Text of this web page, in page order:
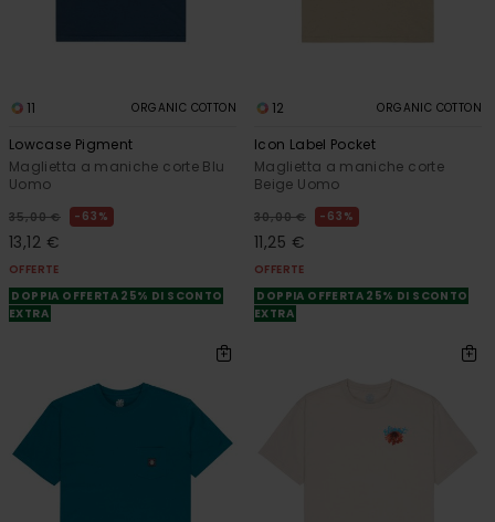
11 ORGANIC COTTON
Lowcase Pigment
Maglietta a maniche corte Blu
Uomo
35,00 € 63%
13,12 €
OFFERTE
DOPPIA OFFERTA 25% DI SCONTO
EXTRA
12 ORGANIC COTTON
Icon Label Pocket
Maglietta a maniche corte
Beige Uomo
30,00 € 63%
11,25 €
OFFERTE
DOPPIA OFFERTA 25% DI SCONTO
EXTRA